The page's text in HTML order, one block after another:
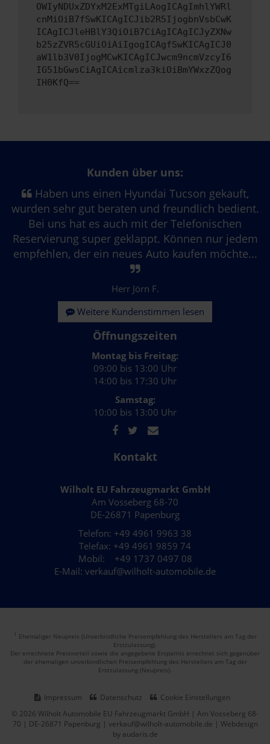
OWIyNDUxZDYxM2ExMTgiLAogICAgImhlYWRl
cnMiOiB7fSwKICAgICJib2R5IjogbnVsbCwK
ICAgICJleHBlY3QiOiB7CiAgICAgICJyZXNw
b25zZVR5cGUiOiAiIgogICAgfSwKICAgICJ0
aW1lb3V0IjogMCwKICAgICJwcm9ncmVzcyI6
IG51bGwsCiAgICAicmlza3kiOiBmYWxzZQog
IH0KfQ==
Kunden über uns:
Haben uns einen Hyundai Tucson gekauft,
wurden sehr gut beraten und freundlich bedient.
Bei uns hat es auch mit der Telefonischen
Reservierung super geklappt. Können nur jedem
empfehlen, der ein neues Auto kaufen möchte...
Herr Jörn F.
Weitere Kundenstimmen lesen
Öffnungszeiten
Montag bis Freitag:
09:00 bis 13:00 Uhr
14:00 bis 17:30 Uhr
Samstag:
10:00 bis 13:00 Uhr
Kontakt
Wilholt EU Fahrzeugmarkt GmbH
Am Vosseberg 68-70
DE-26871 Papenburg
Telefon: +49 4961 9963 38
Telefax: +49 4961 9859 74
Mobil: +49 1737 0497 08
E-Mail: verkauf@wilholt-automobile.de
1 Ehemaliger Neupreis (Unverbindliche Preisempfehlung des Herstellers am Tag der
Erstzulassung).
Der errechnete Preisvorteil sowie die angegebene Ersparnis errechnet sich gegenüber
der ehemaligen unverbindlichen Preisempfehlung des Herstellers am Tag der
Erstzulassung (Neupreis).
Impressum Datenschutz
Cookie Einstellungen
© 2026 Wilholt Automobile EU Fahrzeugmarkt GmbH | Am Vosseberg 68-
70 | DE-26871 Papenburg | verkauf@wilholt-automobile.de | Webdesign
by audaris.de